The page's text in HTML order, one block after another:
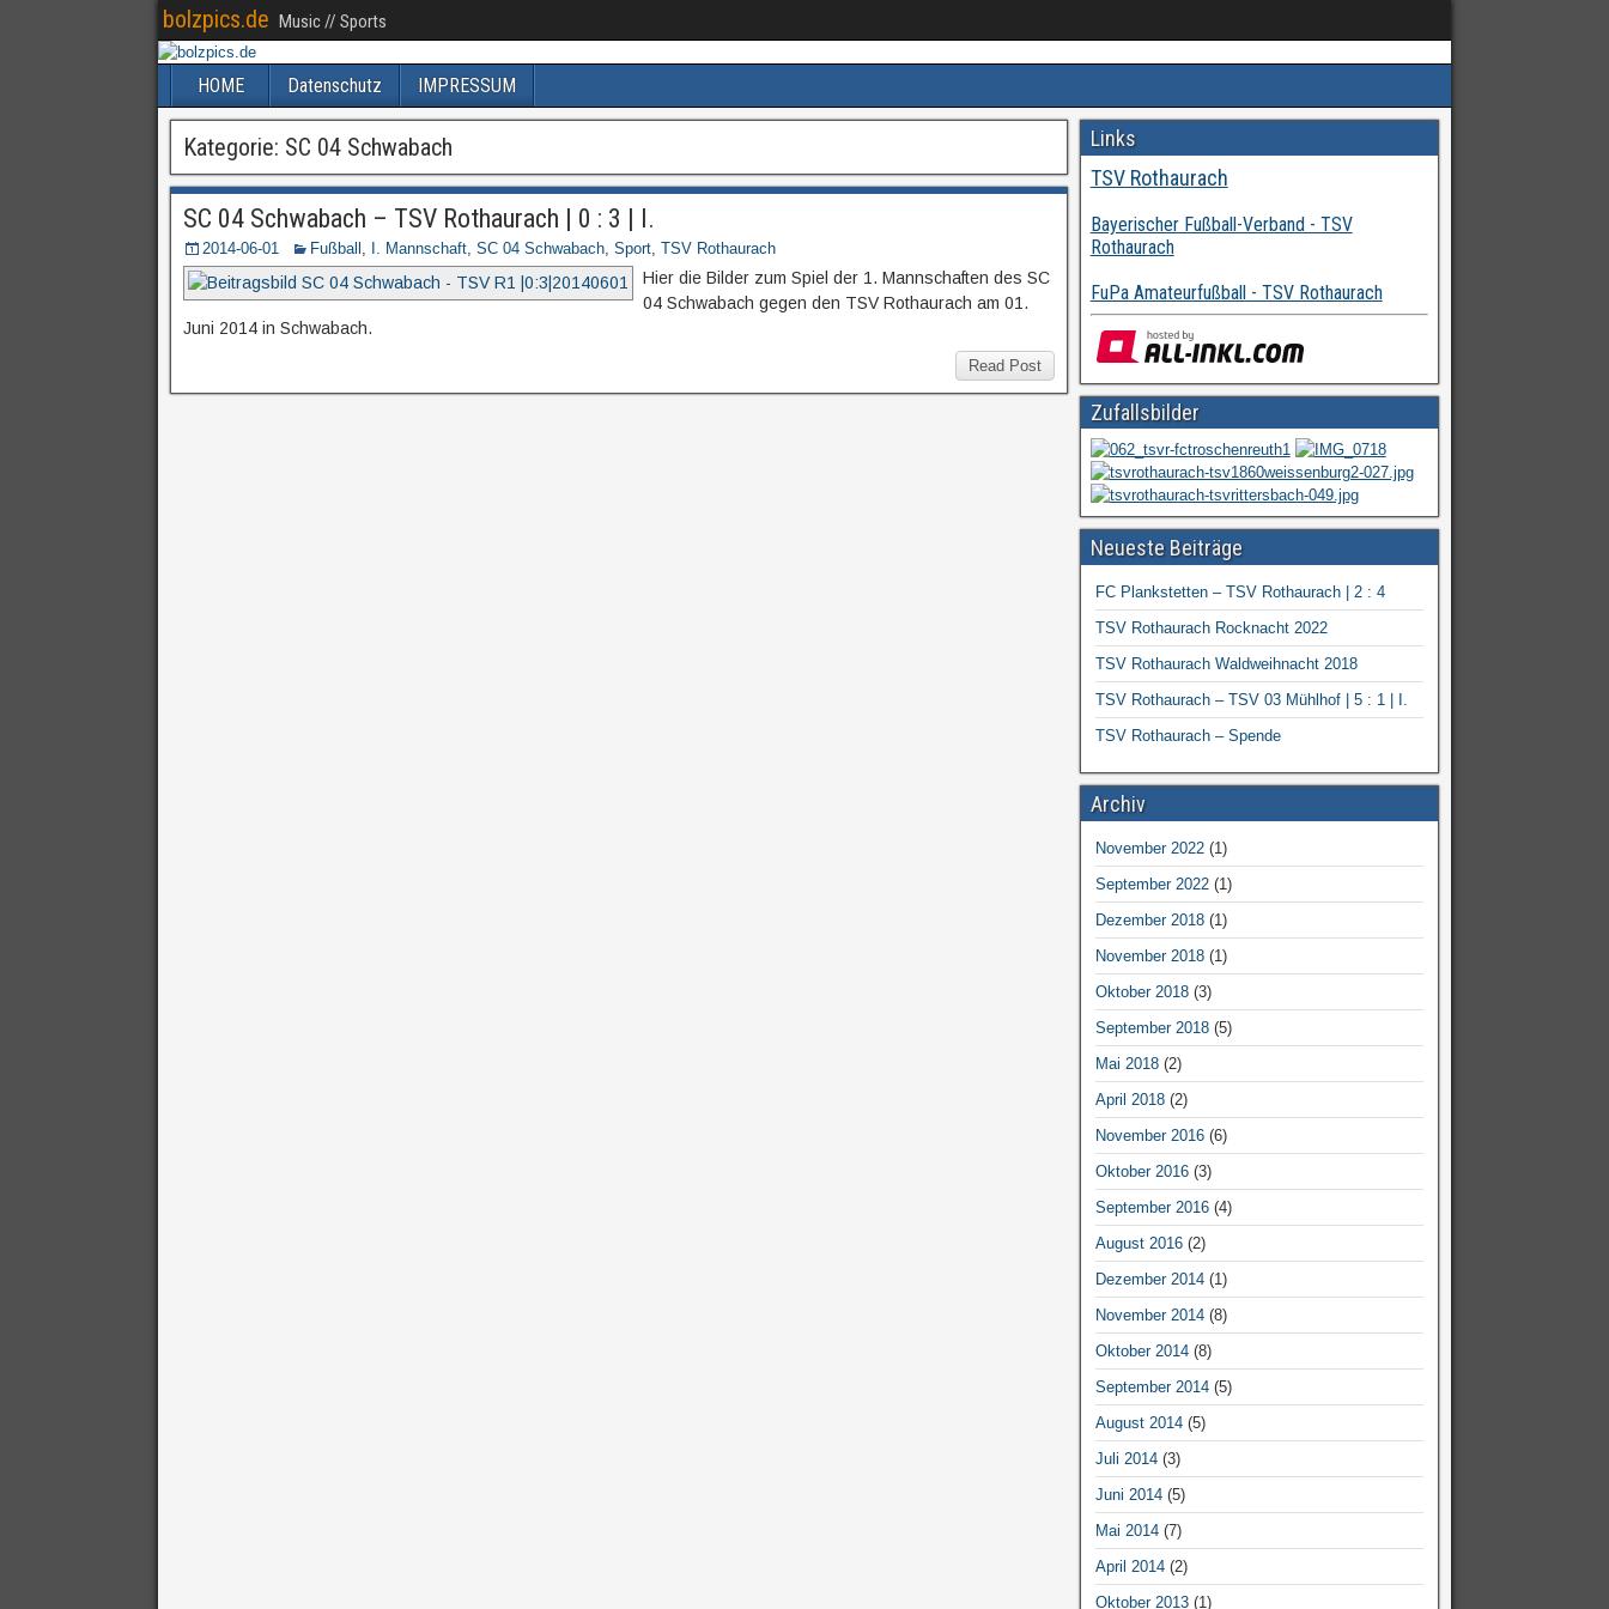
bolzpics.de Music // Sports
HOME Datenschutz IMPRESSUM
Kategorie: SC 04 Schwabach
SC 04 Schwabach – TSV Rothaurach | 0 : 3 | I.
2014-06-01 Fußball , I. Mannschaft, SC 04 Schwabach, Sport, TSV Rothaurach
Hier die Bilder zum Spiel der 1. Mannschaften des SC
04 Schwabach gegen den TSV Rothaurach am 01.
Juni 2014 in Schwabach.
Read Post
Links
TSV Rothaurach
Bayerischer Fußball-Verband - TSV
Rothaurach
FuPa Amateurfußball - TSV Rothaurach
Zufallsbilder
Neueste Beiträge
FC Plankstetten – TSV Rothaurach | 2 : 4
TSV Rothaurach Rocknacht 2022
TSV Rothaurach Waldweihnacht 2018
TSV Rothaurach – TSV 03 Mühlhof | 5 : 1 | I.
TSV Rothaurach – Spende
Archiv
November 2022(1)
September 2022(1)
Dezember 2018(1)
November 2018(1)
Oktober 2018(3)
September 2018(5)
Mai 2018(2)
April 2018(2)
November 2016(6)
Oktober 2016(3)
September 2016(4)
August 2016(2)
Dezember 2014(1)
November 2014(8)
Oktober 2014(8)
September 2014(5)
August 2014(5)
Juli 2014(3)
Juni 2014(5)
Mai 2014(7)
April 2014(2)
Oktober 2013(1)